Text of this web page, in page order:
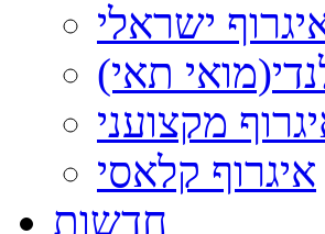
ישראלי
תאי)
מקצועני
איגרוף קלאסי
חדשות